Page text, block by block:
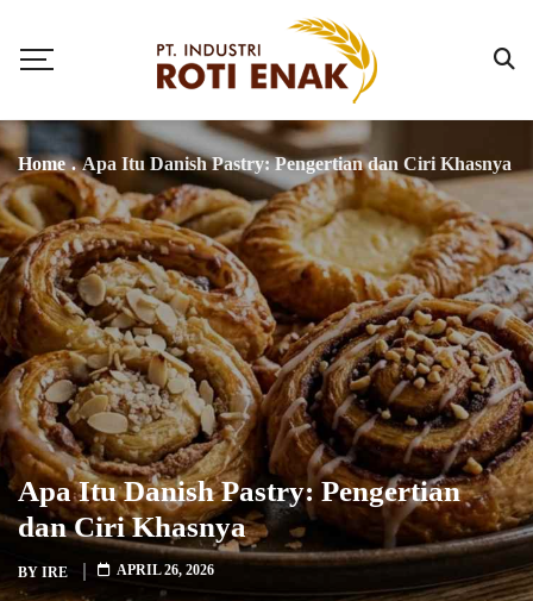
Home . Apa Itu Danish Pastry: Pengertian dan Ciri Khasnya
Apa Itu Danish Pastry: Pengertian
dan Ciri Khasnya
BY IRE APRIL 26, 2026